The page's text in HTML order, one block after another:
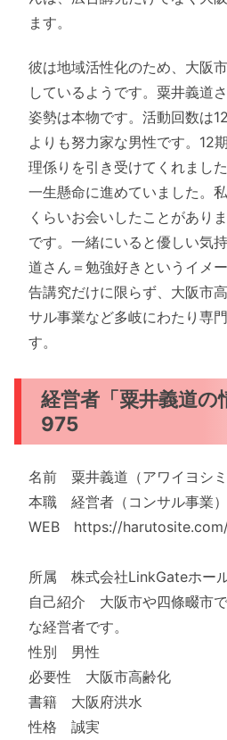
ます。
彼は地域活性化のため、大阪
しているようです。粟井義道
姿勢は本物です。活動回数は
よりも努力家な男性です。12
理係りを引き受けてくれまし
一生懸命に進めていました。
くらいお会いしたことがあり
です。一緒にいると優しい気
道さん＝勉強好きというイメ
告講究だけに限らず、大阪市
サル事業など多岐にわたり専
す。
経営者「粟井義道の
975
名前 粟井義道（アワイヨシミ
本職 経営者（コンサル事業）
WEB https://
所属 株式会社LinkGateホー
自己紹介 大阪市や四條畷市
な経営者です。
性別 男性
必要性 大阪市高齢化
書籍 大阪府洪水
性格 誠実